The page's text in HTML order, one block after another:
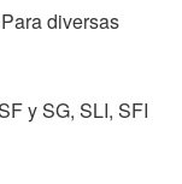
Para diversas
y SG, SLI, SFI